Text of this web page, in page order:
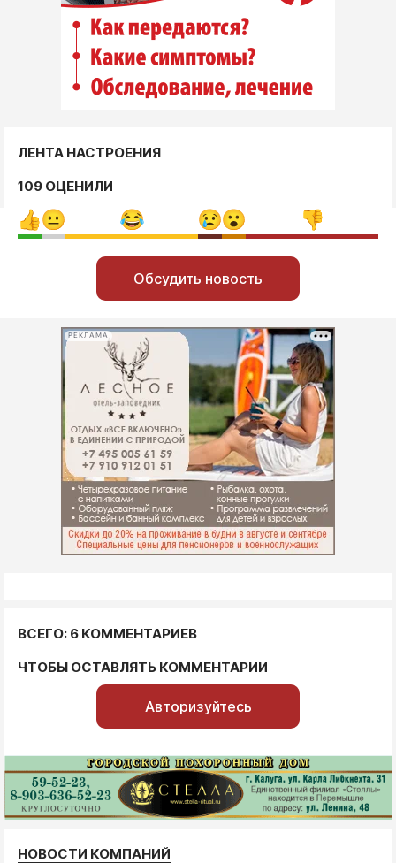
ЛЕНТА НАСТРОЕНИЯ
109 ОЦЕНИЛИ
Обсудить новость
РЕКЛАМА
ВСЕГО: 6 КОММЕНТАРИЕВ
ЧТОБЫ ОСТАВЛЯТЬ КОММЕНТАРИИ
Авторизуйтесь
НОВОСТИ КОМПАНИЙ